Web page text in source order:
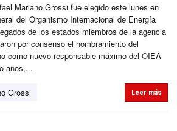
Mariano Grossi fue elegido este lunes en
del Organismo Internacional de Energía
de los estados miembros de la agencia
por consenso el nombramiento del
como nuevo responsable máximo del OIEA
años,...
Grossi Leer más